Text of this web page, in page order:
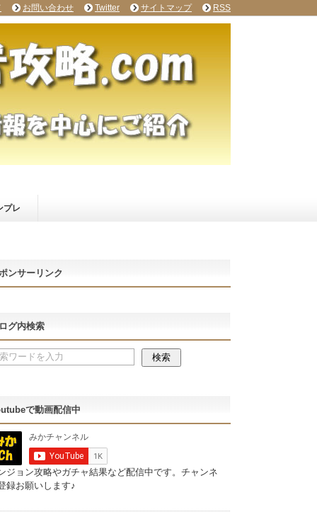
プレ
ンサーリンク
グ内検索
で動画配信中
ジョン攻略やガチャ結果など配信中です。チャンネ
録お願いします♪
お問い合わせ Twitter サイトマップ RSS